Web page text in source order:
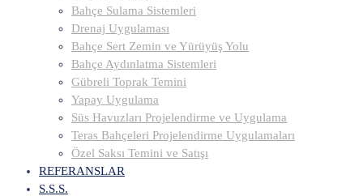
Bahçe Sulama Sistemleri
Drenaj Uygulaması
Bahçe Sert Zemin ve Yürüyüş Yolu
Bahçe Aydınlatma Sistemleri
Gübreli Toprak Temini
Yapay Uygulama
Süs Havuzları Projelendirme ve Uygulama
Teras Bahçeleri Projelendirme Uygulamaları
Özel Saksı Temini ve Satışı
REFERANSLAR
S.S.S.